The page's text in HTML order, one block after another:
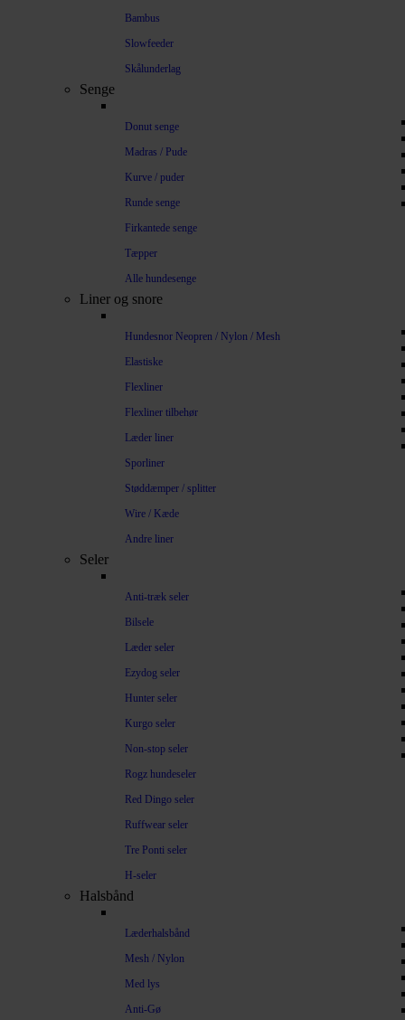
Bambus
Slowfeeder
Skålunderlag
Senge
Donut senge
Madras / Pude
Kurve / puder
Runde senge
Firkantede senge
Tæpper
Alle hundesenge
Liner og snore
Hundesnor Neopren / Nylon / Mesh
Elastiske
Flexliner
Flexliner tilbehør
Læder liner
Sporliner
Støddæmper / splitter
Wire / Kæde
Andre liner
Seler
Anti-træk seler
Bilsele
Læder seler
Ezydog seler
Hunter seler
Kurgo seler
Non-stop seler
Rogz hundeseler
Red Dingo seler
Ruffwear seler
Tre Ponti seler
H-seler
Halsbånd
Læderhalsbånd
Mesh / Nylon
Med lys
Anti-Gø